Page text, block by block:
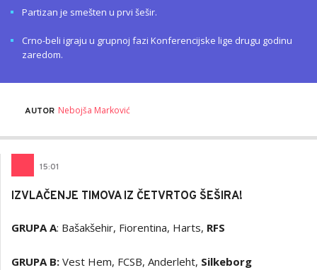
AUTOR Nebojša Marković
15:01
IZVLAČENJE TIMOVA IZ ČETVRTOG ŠEŠIRA!
GRUPA A: Bašakšehir, Fiorentina, Harts, RFS
GRUPA B: Vest Hem, FCSB, Anderleht, Silkeborg
Partizan je smešten u prvi šešir.
Crno-beli igraju u grupnoj fazi Konferencijske lige drugu godinu
zaredom.